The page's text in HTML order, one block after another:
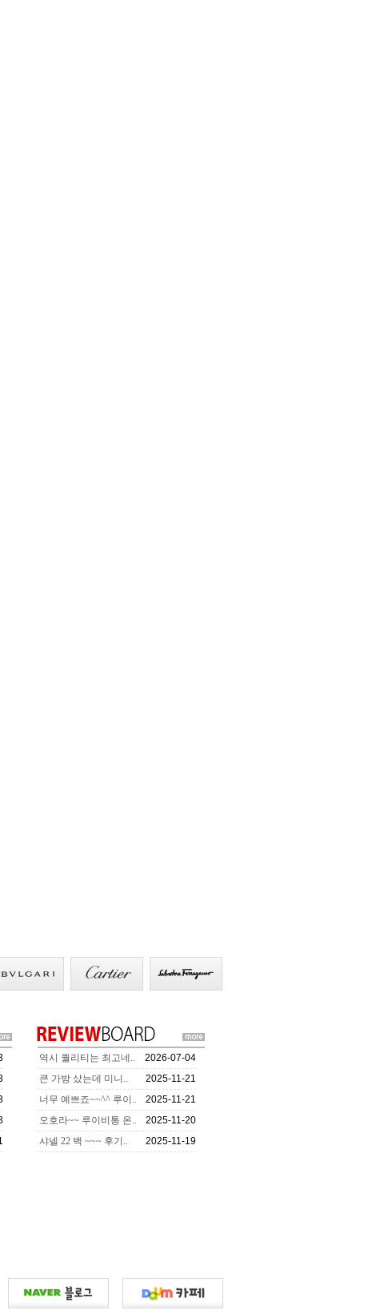
역시 퀄리티는 최고네..
2026-07-04
큰 가방 샀는데 미니..
2025-11-21
너무 예쁘죠~~^^ 루이..
2025-11-21
오호라~~ 루이비통 온..
2025-11-20
샤넬 22 백 ~~~ 후기..
2025-11-19